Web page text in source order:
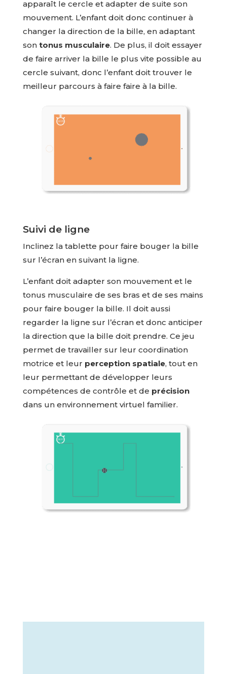
apparaît le cercle et adapter de suite son
mouvement. L’enfant doit donc continuer à
changer la direction de la bille, en adaptant
son tonus musculaire. De plus, il doit essayer
de faire arriver la bille le plus vite possible au
cercle suivant, donc l’enfant doit trouver le
meilleur parcours à faire faire à la bille.
Suivi de ligne
Inclinez la tablette pour faire bouger la bille
sur l’écran en suivant la ligne.
L’enfant doit adapter son mouvement et le
tonus musculaire de ses bras et de ses mains
pour faire bouger la bille. Il doit aussi
regarder la ligne sur l’écran et donc anticiper
la direction que la bille doit prendre. Ce jeu
permet de travailler sur leur coordination
motrice et leur perception spatiale, tout en
leur permettant de développer leurs
compétences de contrôle et de précision
dans un environnement virtuel familier.